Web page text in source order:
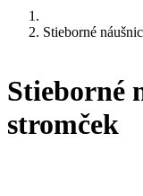
Stieborné
Stieborné
stromček